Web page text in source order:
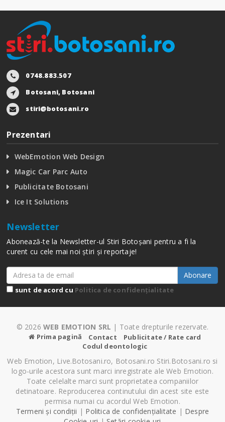
0748.883.507
Botosani, Botosani
stiri@botosani.ro
Prezentari
WebEmotion Web Design
Magic Car Parc Auto
Publicitate Botosani
Ice It Solutions
Newsletter
Abonează-te la Newsletter-ul Stiri Botoșani pentru a fi la
curent cu cele mai noi știri și reportaje!
Abonare
sunt de acord cu Politica de confidențialitate
© 2026 WEB EMOTION SRL | Toate drepturile rezervate.
Prima pagină Contact
Publicitate / Rate card
Codul deontologic
Web Emotion, Live.Botosani.ro, Botosani.ro Stiri.Botosani.ro si
logo-urile acestora sunt marci inregistrate ale Web Emotion.
Toate celelalte marci sunt proprietatea companiilor
detinatoare. Reproducerea continutului din acest site este
permisa numai cu acordul Web Emotion.
Termeni și condiții | Politica de confidențialitate | Despre